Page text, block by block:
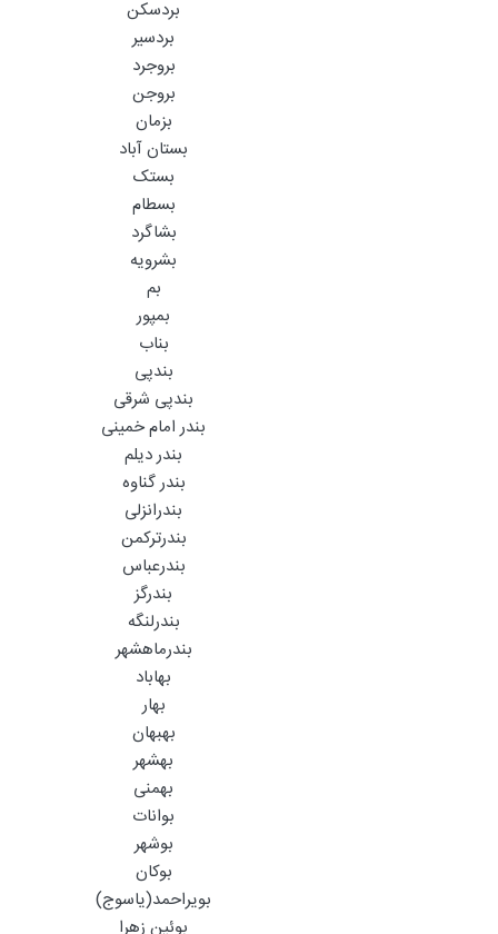
بردسکن
بردسیر
بروجرد
بروجن
بزمان
بستان آباد
بستک
بسطام
بشاگرد
بشرویه
بم
بمپور
بناب
بندپی
بندپی شرقی
بندر امام خمینی
بندر دیلم
بندر گناوه
بندرانزلی
بندرترکمن
بندرعباس
بندرگز
بندرلنگه
بندرماهشهر
بهاباد
بهار
بهبهان
بهشهر
بهمنی
بوانات
بوشهر
بوکان
بویراحمد(یاسوج)
بوئین زهرا